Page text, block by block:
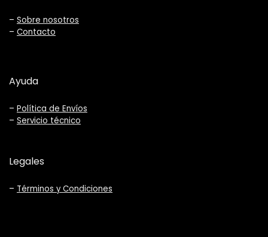
– Sobre nosotros
– Contacto
Ayuda
– Política de Envíos
– Servicio técnico
Legales
– Términos y Condiciones